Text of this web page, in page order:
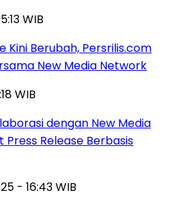
WIB
Kini Berubah, Persrilis.com
New Media Network
WIB
dengan New Media
Release Berbasis
- 16:43 WIB